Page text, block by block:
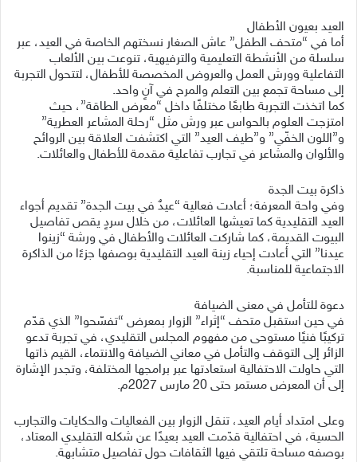
العيد بعيون الأطفال
أما في “متحف الطفل” عاش الصغار نسختهم الخاصة في العيد، عبر
سلسلة من الأنشطة التعليمية والترفيهية، تنوعت بين الألعاب
التفاعلية وورش العمل والعروض المخصصة للأطفال، لتتحول التجربة
إلى مساحة تجمع بين التعلم والمرح في آنٍ واحد.
كما اتخذت التجربة طابعًا مختلفًا داخل “معرض الطاقة”، حيث
امتزجت العلوم بالحواس عبر ورش مثل “رحلة المشاعر العطرية”
و”اللون الخفّي” و”طيف العيد” التي اكتشفت العلاقة بين الروائح
والألوان والمشاعر في تجارب تفاعلية مقدمة للأطفال والعائلات.
ذاكرة بيت الجدة
وفي واحة المعرفة؛ أعادت فعالية “عيدٌ في بيت الجدة” تقديم أجواء
العيد التقليدية كما تعيشها العائلات، من خلال سردٍ يقص تفاصيل
البيوت القديمة، كما شاركت العائلات والأطفال في ورشة “زينوا
عيدنا” التي أعادت إحياء زينة العيد التقليدية بوصفها جزءًا من الذاكرة
الاجتماعية للمناسبة.
دعوة للتأمل في معنى الضيافة
في حين استقبل متحف “إثراء” الزوار بمعرض “تفسّحوا” الذي قدّم
تركيبًا فنيًا مستوحى من مفهوم المجلس التقليدي، في تجربة تدعو
الزائر إلى التوقف والتأمل في معاني الضيافة والانتماء، القيم ذاتها
التي حاولت الاحتفالية استعادتها عبر برامجها المختلفة، وتجدر الإشارة
إلى أن المعرض مستمر حتى 20 مارس 2027م.
وعلى امتداد أيام العيد، تنقل الزوار بين الفعاليات والحكايات والتجارب
الحسية، في احتفالية قدّمت العيد بعيدًا عن شكله التقليدي المعتاد،
بوصفه مساحة تلتقي فيها الثقافات حول تفاصيل متشابهة.